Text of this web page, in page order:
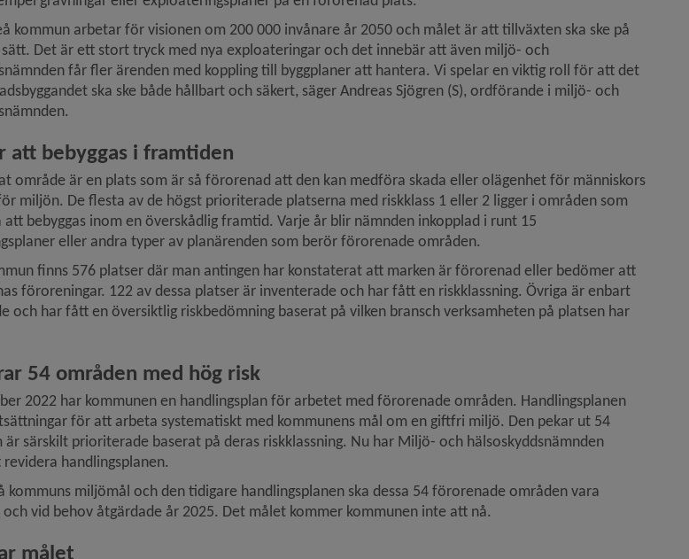
kommun arbetar för visionen om 200 000 invånare år 2050 och målet är att tillväxten ska ske på
Det är ett stort tryck med nya exploateringar och det innebär att även miljö- och
får fler ärenden med koppling till byggplaner att hantera. Vi spelar en viktig roll för att det
ska ske både hållbart och säkert, säger Andreas Sjögren (S), ordförande i miljö- och
att bebyggas i framtiden
område är en plats som är så förorenad att den kan medföra skada eller olägenhet för människors
miljön. De flesta av de högst prioriterade platserna med riskklass 1 eller 2 ligger i områden som
att bebyggas inom en överskådlig framtid. Varje år blir nämnden inkopplad i runt 15
eller andra typer av planärenden som berör förorenade områden.
finns 576 platser där man antingen har konstaterat att marken är förorenad eller bedömer att
föroreningar. 122 av dessa platser är inventerade och har fått en riskklassning. Övriga är enbart
och har fått en översiktlig riskbedömning baserat på vilken bransch verksamheten på platsen har
54 områden med hög risk
2022 har kommunen en handlingsplan för arbetet med förorenade områden. Handlingsplanen
för att arbeta systematiskt med kommunens mål om en giftfri miljö. Den pekar ut 54
är särskilt prioriterade baserat på deras riskklassning. Nu har Miljö- och hälsoskyddsnämnden
handlingsplanen.
kommuns miljömål och den tidigare handlingsplanen ska dessa 54 förorenade områden vara
vid behov åtgärdade år 2025. Det målet kommer kommunen inte att nå.
målet